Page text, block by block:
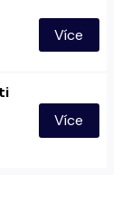
Více
Více